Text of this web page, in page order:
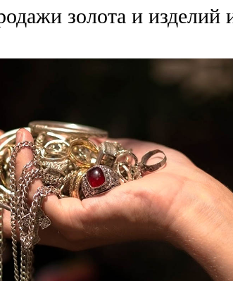
золота и